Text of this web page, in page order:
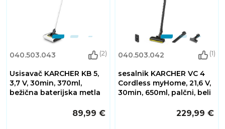
040.503.043 (2)
Usisavač KARCHER KB 5,
3,7 V, 30min, 370ml,
bežična baterijska metla
89,99 €
040.503.042 (1)
sesalnik KARCHER VC 4
Cordless myHome, 21,6 V,
30min, 650ml, palčni, beli
229,99 €